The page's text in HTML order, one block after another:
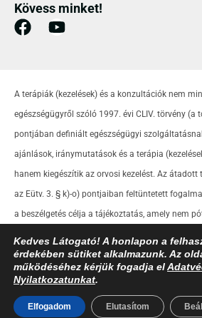
Kövess minket!
A terápiák (kezelések) és a konzultációk nem
egészségügyről szóló 1997. évi CLIV. törvény (a
pontjában definiált egészségügyi
ajánlások, iránymutatások és a terápia
hanem kiegészítik az orvosi kezelést. Az
az Eütv. 3. § k)-o) pontjaiban feltüntetett
a beszélgetés célja a tájékoztatás, amely nem
© Tibold Zoltán – Minden jog fenntartva! |
szabályzat
Impresszum
Kedves Látogató! A honlapon a
érdekében sütiket alkalmazunk. Az
működéséhez kérjük fogadja el
Nyilatkozatunkat.
Elfogadom Elutasítom